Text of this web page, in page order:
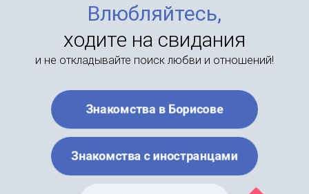
Влюбляйтесь,
ходите на свидания
и не откладывайте поиск любви и отношений!
Знакомства в Борисове
Знакомства с иностранцами